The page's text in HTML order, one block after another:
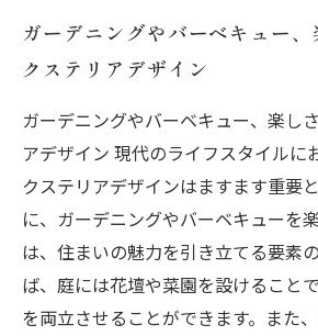
ガーデニングやバーベキュー
クステリアデザイン
ガーデニングやバーベキュー、楽し
アデザイン 現代のライフスタイルに
クステリアデザインはますます重要
に、ガーデニングやバーベキューを
は、住まいの魅力を引き立てる要素
ば、庭には花壇や菜園を設けること
を両立させることができます。また